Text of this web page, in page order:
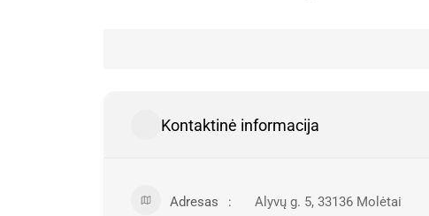
Kontaktinė informacija
Adresas Alyvų g. 5, 33136 Molėtai